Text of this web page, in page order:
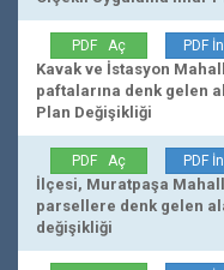
PDF Aç PDF
Kavak ve İstasyon
paftalarına denk gelen
Plan Değişikliği
PDF Aç PDF
İlçesi, Muratpaşa
parsellere denk gelen
değişikliği